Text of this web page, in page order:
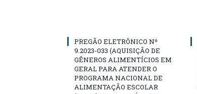
PREGÃO ELETRÔNICO Nº
9.2023-033 (AQUISIÇÃO DE
GÊNEROS ALIMENTÍCIOS EM
GERAL PARA ATENDER O
PROGRAMA NACIONAL DE
ALIMENTAÇÃO ESCOLAR